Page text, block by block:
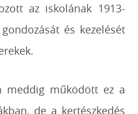
az iskolának 1913-
és kezelését
meddig működött ez a
de a kertészkedés